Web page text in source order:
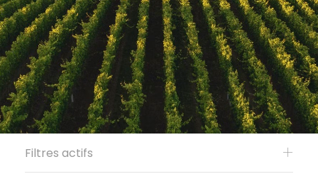
Filtres actifs